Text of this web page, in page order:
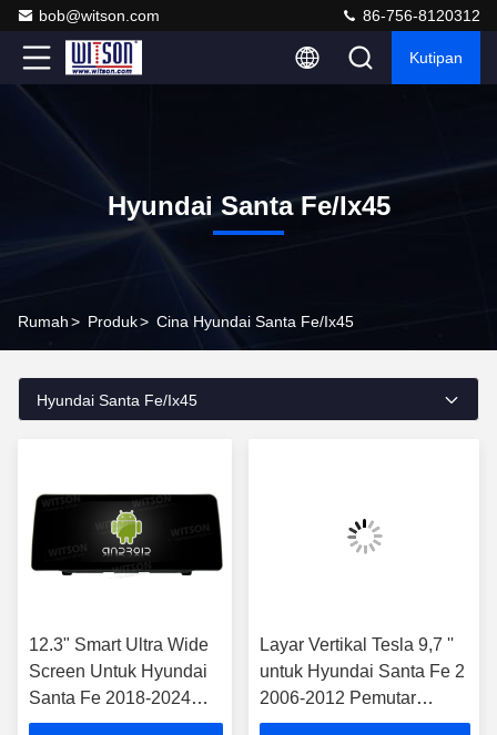
bob@witson.com 86-756-8120312
Kutipan
Hyundai Santa Fe/Ix45
Rumah> Produk> Cina Hyundai Santa Fe/Ix45
Hyundai Santa Fe/Ix45
12.3" Smart Ultra Wide
Screen Untuk Hyundai
Santa Fe 2018-2024
Car Video Touch QLED
Layar Vertikal Tesla 9,7 ''
untuk Hyundai Santa Fe 2
2006-2012 Pemutar
Multimedia Mobil Android